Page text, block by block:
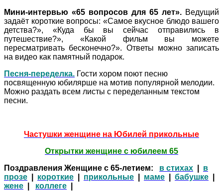
Мини‑интервью «65 вопросов для 65 лет». Ведущий
задаёт короткие вопросы: «Самое вкусное блюдо вашего
детства?», «Куда бы вы сейчас отправились в
путешествие?», «Какой фильм вы можете
пересматривать бесконечно?». Ответы можно записать
на видео как памятный подарок.
Песня-переделка. Гости хором поют песню
посвященную юбилярше на мотив популярной мелодии.
Можно раздать всем листы с переделанным текстом
песни.
Частушки женщине на Юбилей прикольные
Открытки женщине с юбилеем 65
Поздравления Женщине с 65-летием: в стихах
в
прозе
короткие прикольные маме бабушке
жене
коллеге